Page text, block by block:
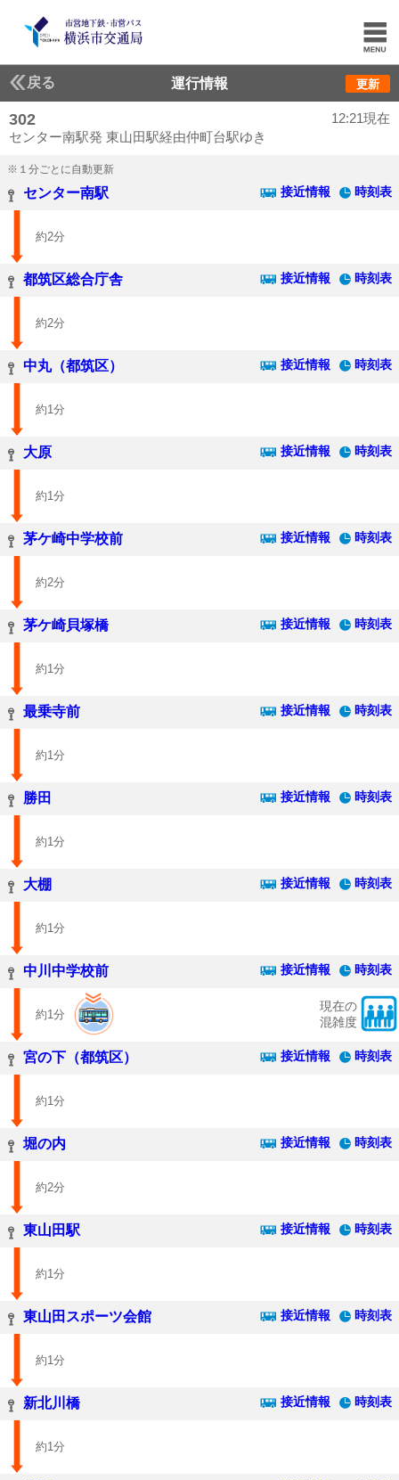
戻る 運行情報 更新
302
センター南駅発 東山田駅経由仲町台駅ゆき
12:21現在
※１分ごとに自動更新
センター南駅 接近情報 時刻表
約2分
都筑区総合庁舎 接近情報 時刻表
約2分
中丸（都筑区） 接近情報 時刻表
約1分
大原 接近情報 時刻表
約1分
茅ケ崎中学校前 接近情報 時刻表
約2分
茅ケ崎貝塚橋 接近情報 時刻表
約1分
最乗寺前 接近情報 時刻表
約1分
勝田 接近情報 時刻表
約1分
大棚 接近情報 時刻表
約1分
中川中学校前 接近情報 時刻表
約1分
現在の
混雑度
宮の下（都筑区） 接近情報 時刻表
約1分
堀の内 接近情報 時刻表
約2分
東山田駅 接近情報 時刻表
約1分
東山田スポーツ会館 接近情報 時刻表
約1分
新北川橋 接近情報 時刻表
約1分